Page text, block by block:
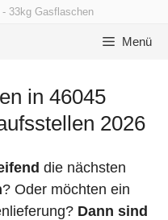
33kg Gasflaschen
Menü
in 46045
2026
die nächsten
? Oder möchten ein
Dann sind